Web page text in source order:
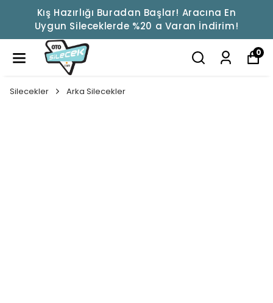
Kış Hazırlığı Buradan Başlar! Aracına En
Uygun Sileceklerde %20 a Varan İndirim!
0
Silecekler Arka Silecekler